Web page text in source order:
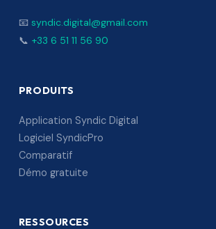
📧 syndic.digital@gmail.com
📞 +33 6 51 11 56 90
PRODUITS
Application Syndic Digital
Logiciel SyndicPro
Comparatif
Démo gratuite
RESSOURCES